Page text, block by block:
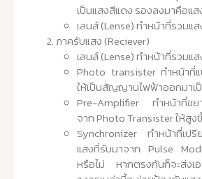
เป็นแสงสีแดง รองลงมาคือแส
เลนส์ (Lense) ทำหน้าที่รวมแ
ภาครับแสง (Reciever)
เลนส์ (Lense) ทำหน้าที่รวมแส
Photo transister ทำหน้าที่แ
ให้เป็นสัญญานไฟฟ้าออกมาเ
Pre-Amplifier ทำหน้าที่ขย
จาก Photo Transister ให้สูง
Synchronizer ทำหน้าที่เปรี
แสงที่รับมาจาก Pulse
หรือไม่ หากตรงกันก็จะส่ง